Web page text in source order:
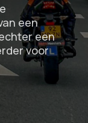
een
een
voor